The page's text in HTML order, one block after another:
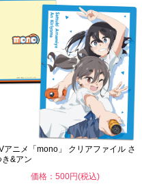
アニメ「mono」 クリアファイル さ
き&アン
価格：500円(税込)